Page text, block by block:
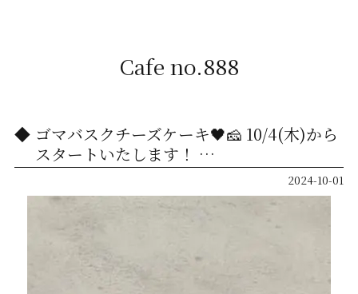
Cafe no.888
ゴマバスクチーズケーキ🖤🧀 10/4(木)から
スタートいたします！ …
2024-10-01